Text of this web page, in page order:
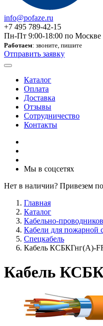
info@pofaze.ru
+7 495 789-42-15
Пн-Пт 9:00-18:00 по Москве
Работаем: звоните, пишите
Отправить заявку
Каталог
Оплата
Доставка
Отзывы
Сотрудничество
Контакты
Мы в соцсетях
Нет в наличии? Привезем
Главная
Каталог
Кабельно-
Кабели для пожарной
Спецкабель
Кабель КСБКГнг(А)-
Кабель